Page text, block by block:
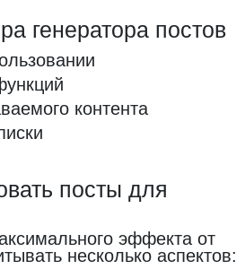
генератора постов
контента
посты для
эффекта от
несколько аспектов: